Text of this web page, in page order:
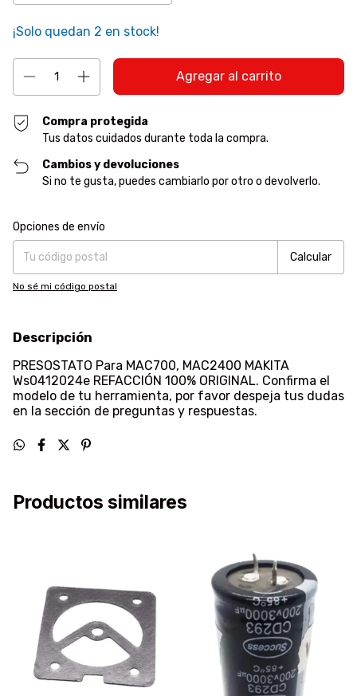
¡Solo quedan 2 en stock!
Compra protegida
Tus datos cuidados durante toda la compra.
Cambios y devoluciones
Si no te gusta, puedes cambiarlo por otro o devolverlo.
Entregas para el CP:
Opciones de envío
Calcular
No sé mi código postal
Descripción
PRESOSTATO Para MAC700, MAC2400 MAKITA
Ws0412024e REFACCIÓN 100% ORIGINAL. Confirma el
modelo de tu herramienta, por favor despeja tus dudas
en la sección de preguntas y respuestas.
Productos similares